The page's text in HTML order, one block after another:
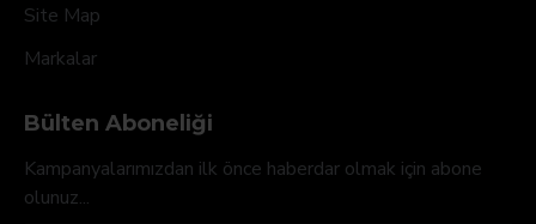
Site Map
Markalar
Bülten Aboneliği
Kampanyalarımızdan ilk önce haberdar olmak için abone
olunuz...